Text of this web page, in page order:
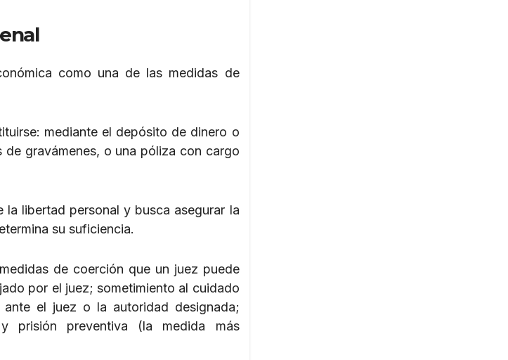
como una de las medidas de
mediante el depósito de dinero o
gravámenes, o una póliza con cargo
libertad personal y busca asegurar la
su suficiencia.
de coerción que un juez puede
por el juez; sometimiento al cuidado
el juez o la autoridad designada;
prisión preventiva (la medida más